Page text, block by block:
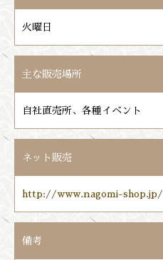
火曜日
主な販売場所
自社直売所、各種イベント
ネット販売
http://www.nagomi-shop.jp/
備考